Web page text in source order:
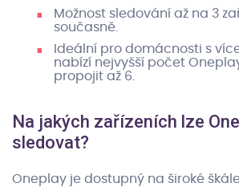
Možnost sledování až na 3
současně.
Ideální pro domácnosti s
nabízí nejvyšší počet
propojit až 6.
Na jakých zařízeních lze
sledovat?
Oneplay je dostupný na široké